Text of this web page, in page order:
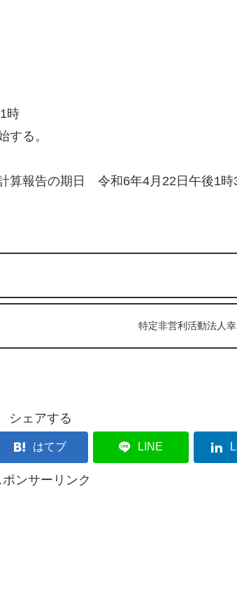
時
る。
算報告の期日 令和6年4月22日午後1時
特定非営利活動法人
シェアする
はてブ LINE
ポンサーリンク